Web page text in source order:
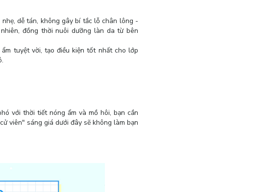
dễ tán, không gây bí tắc lỗ chân lông -
đồng thời nuôi dưỡng làn da từ bên
ẩm tuyệt vời, tạo điều kiện tốt nhất cho lớp
với thời tiết nóng ẩm và mồ hôi, bạn cần
viên" sáng giá dưới đây sẽ không làm bạn